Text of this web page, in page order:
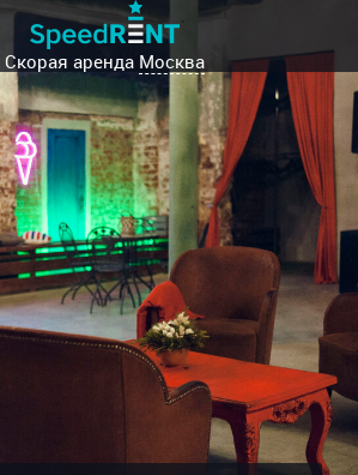
Скорая аренда Москва